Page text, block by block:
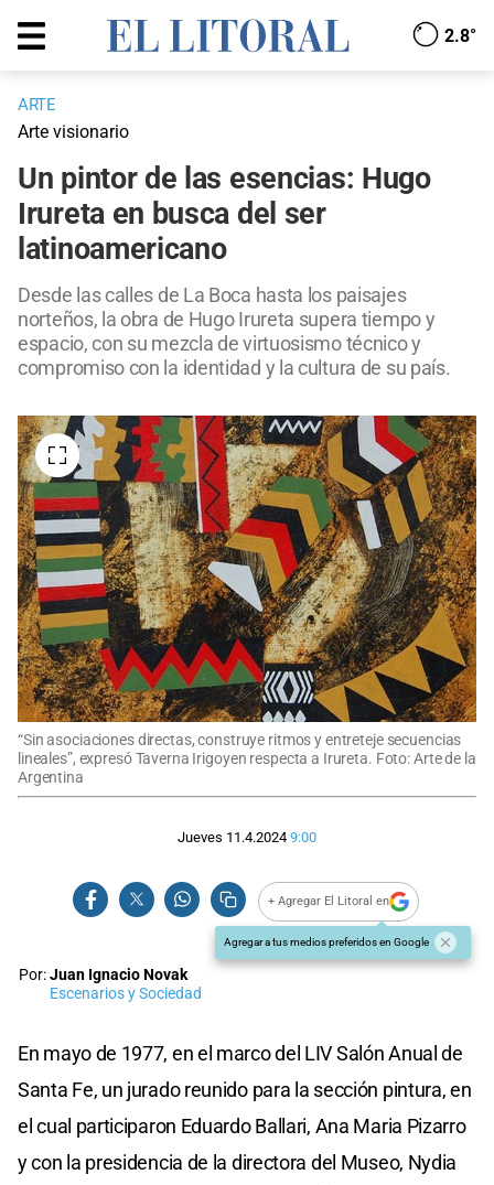
2.8°
ARTE
Arte visionario
Un pintor de las esencias: Hugo
Irureta en busca del ser
latinoamericano
Desde las calles de La Boca hasta los paisajes
norteños, la obra de Hugo Irureta supera tiempo y
espacio, con su mezcla de virtuosismo técnico y
compromiso con la identidad y la cultura de su país.
“Sin asociaciones directas, construye ritmos y entreteje secuencias
lineales”, expresó Taverna Irigoyen respecta a Irureta. Foto: Arte de la
Argentina
Jueves 11.4.2024 9:00
+ Agregar El Litoral en
Agregar a tus medios preferidos en Google
Por:Juan Ignacio Novak
Escenarios y Sociedad
En mayo de 1977, en el marco del LIV Salón Anual de
Santa Fe, un jurado reunido para la sección pintura, en
el cual participaron Eduardo Ballari, Ana Maria Pizarro
y con la presidencia de la directora del Museo, Nydia